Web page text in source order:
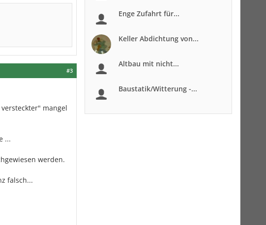
#3
mangel
...
werden.
falsch...
Enge Zufahrt für...
Keller Abdichtung von...
Altbau mit nicht...
Baustatik/Witterung -...